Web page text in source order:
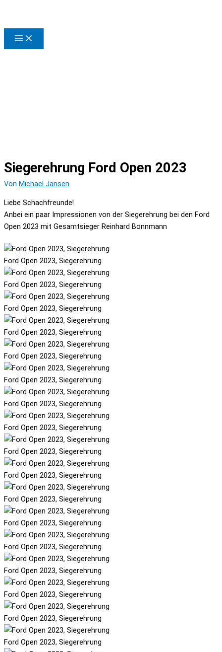
springen
Siegerehrung Ford Open 2023
Von Michael Jansen
Liebe Schachfreunde!
Anbei ein paar Impressionen von der Siegerehrung bei den Ford
Open 2023 mit Gesamtsieger Reinhard Bonnmann
Ford Open 2023, Siegerehrung
Ford Open 2023, Siegerehrung
Ford Open 2023, Siegerehrung
Ford Open 2023, Siegerehrung
Ford Open 2023, Siegerehrung
Ford Open 2023, Siegerehrung
Ford Open 2023, Siegerehrung
Ford Open 2023, Siegerehrung
Ford Open 2023, Siegerehrung
Ford Open 2023, Siegerehrung
Ford Open 2023, Siegerehrung
Ford Open 2023, Siegerehrung
Ford Open 2023, Siegerehrung
Ford Open 2023, Siegerehrung
Ford Open 2023, Siegerehrung
Ford Open 2023, Siegerehrung
Ford Open 2023, Siegerehrung